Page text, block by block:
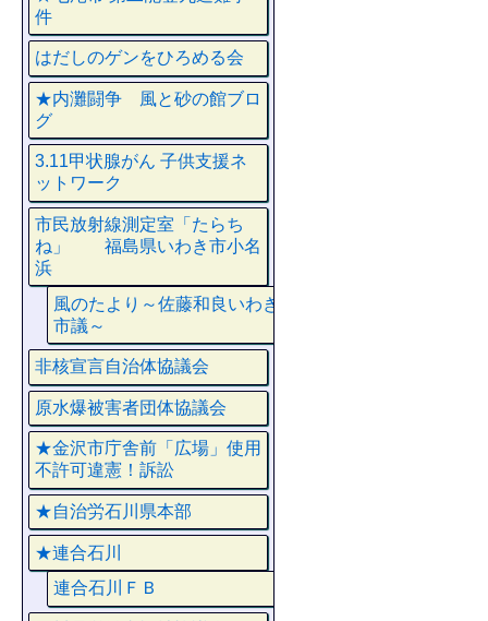
件
はだしのゲンをひろめる会
★内灘闘争 風と砂の館ブロ
グ
3.11甲状腺がん 子供支援ネ
ットワーク
市民放射線測定室「たらち
ね」 福島県いわき市小名
浜
風のたより～佐藤和良いわき
市議～
非核宣言自治体協議会
原水爆被害者団体協議会
★金沢市庁舎前「広場」使用
不許可違憲！訴訟
★自治労石川県本部
★連合石川
連合石川ＦＢ